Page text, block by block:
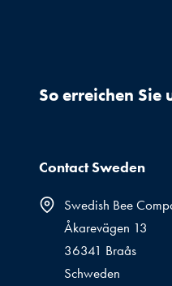
So erreichen Sie
Contact Sweden
Swedish Bee
Åkarevägen 13
36341 Braås
Schweden